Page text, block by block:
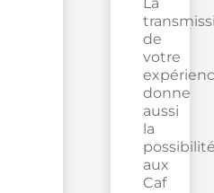
de
votre
donne
aussi
la
aux
Caf